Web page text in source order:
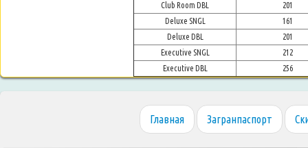
Club Room DBL
201
Deluxe SNGL
161
Deluxe DBL
201
Executive SNGL
212
Executive DBL
256
Главная Загранпаспорт